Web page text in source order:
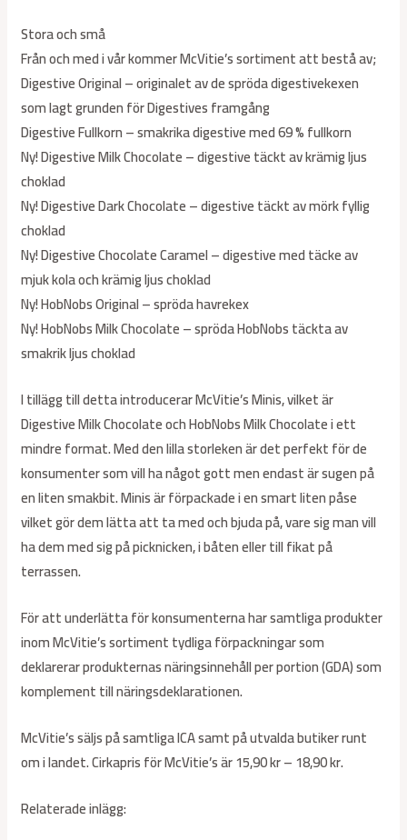
Stora och små
Från och med i vår kommer McVitie’s sortiment att bestå av;
Digestive Original – originalet av de spröda digestivekexen
som lagt grunden för Digestives framgång
Digestive Fullkorn – smakrika digestive med 69 % fullkorn
Ny! Digestive Milk Chocolate – digestive täckt av krämig ljus
choklad
Ny! Digestive Dark Chocolate – digestive täckt av mörk fyllig
choklad
Ny! Digestive Chocolate Caramel – digestive med täcke av
mjuk kola och krämig ljus choklad
Ny! HobNobs Original – spröda havrekex
Ny! HobNobs Milk Chocolate – spröda HobNobs täckta av
smakrik ljus choklad
I tillägg till detta introducerar McVitie’s Minis, vilket är
Digestive Milk Chocolate och HobNobs Milk Chocolate i ett
mindre format. Med den lilla storleken är det perfekt för de
konsumenter som vill ha något gott men endast är sugen på
en liten smakbit. Minis är förpackade i en smart liten påse
vilket gör dem lätta att ta med och bjuda på, vare sig man vill
ha dem med sig på picknicken, i båten eller till fikat på
terrassen.
För att underlätta för konsumenterna har samtliga produkter
inom McVitie’s sortiment tydliga förpackningar som
deklarerar produkternas näringsinnehåll per portion (GDA) som
komplement till näringsdeklarationen.
McVitie’s säljs på samtliga ICA samt på utvalda butiker runt
om i landet. Cirkapris för McVitie’s är 15,90 kr – 18,90 kr.
Relaterade inlägg: